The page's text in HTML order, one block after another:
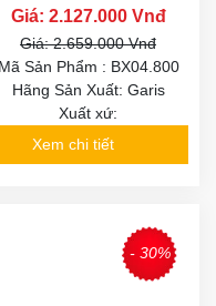
Giá: 2.127.000 Vnđ
Giá: 2.659.000 Vnđ
Mã Sản Phẩm : BX04.800
Hãng Sản Xuất: Garis
Xuất xứ:
Xem chi tiết
- 30%